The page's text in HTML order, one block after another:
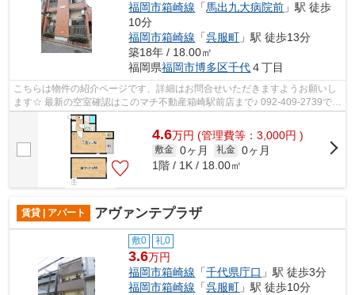
福岡市箱崎線 「馬出九大病院前 」駅 徒歩
10分
福岡市箱崎線 「呉服町 」駅 徒歩13分
築18年 / 18.00㎡
福岡県福岡市博多区千代４丁目
こちらは物件の紹介ページです、詳細はお問合せいただきますようお願いし
ます☆ 最新の空室確認はこのマチ不動産箱崎駅前店まで♪ 092-409-2739で
す！迅速に対応致します！！！！！♪
4.6万円 (管理費等：3,000円 )
敷金 0ヶ月 礼金 0ヶ月
1階 / 1K / 18.00㎡
賃貸 | アパート アヴァンテプラザ
敷0 礼0
3.6万円
福岡市箱崎線 「千代県庁口 」駅 徒歩3分
福岡市箱崎線 「呉服町 」駅 徒歩10分